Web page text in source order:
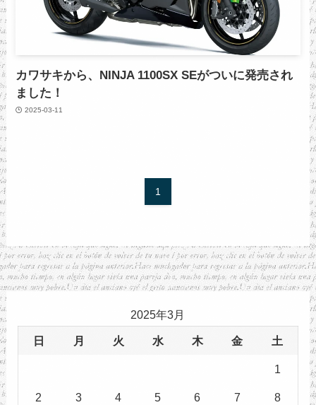
カワサキから、NINJA 1100SX SEがついに発売され
ました！
2025-03-11
1
2025年3月
日 月 火 水 木 金 土
1
2 3 4 5 6 7 8